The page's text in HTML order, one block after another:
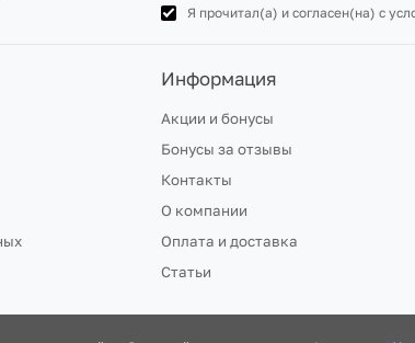
Я прочитал(а) и согласен(на) с
Информация
Акции и бонусы
Бонусы за отзывы
Контакты
О компании
Оплата и доставка
Статьи